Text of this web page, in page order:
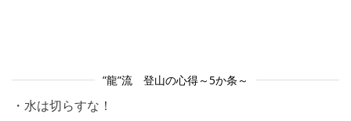
”龍”流 登山の心得～5か条～
・水は切らすな！